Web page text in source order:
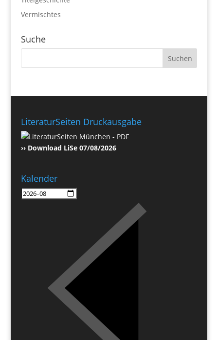
Vermischtes
Suche
LiteraturSeiten Druckausgabe
›› Download LiSe 07/08/2026
Kalender